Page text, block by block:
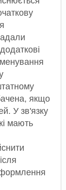
якщо
У зв'язку
мають